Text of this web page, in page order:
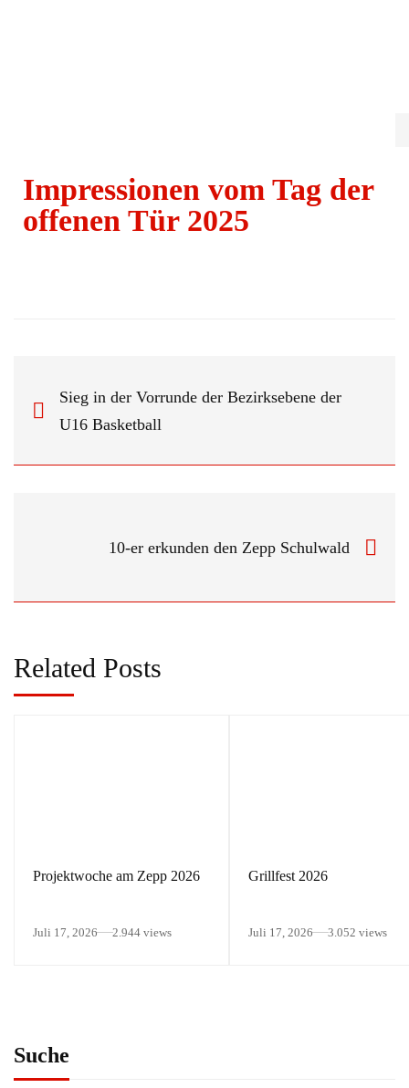
Impressionen vom Tag der
offenen Tür 2025
Sieg in der Vorrunde der Bezirksebene der
U16 Basketball
10-er erkunden den Zepp Schulwald
Related Posts
Projektwoche am Zepp 2026
Juli 17, 2026 2.944 views
Grillfest 2026
Juli 17, 2026 3.052 views
Suche